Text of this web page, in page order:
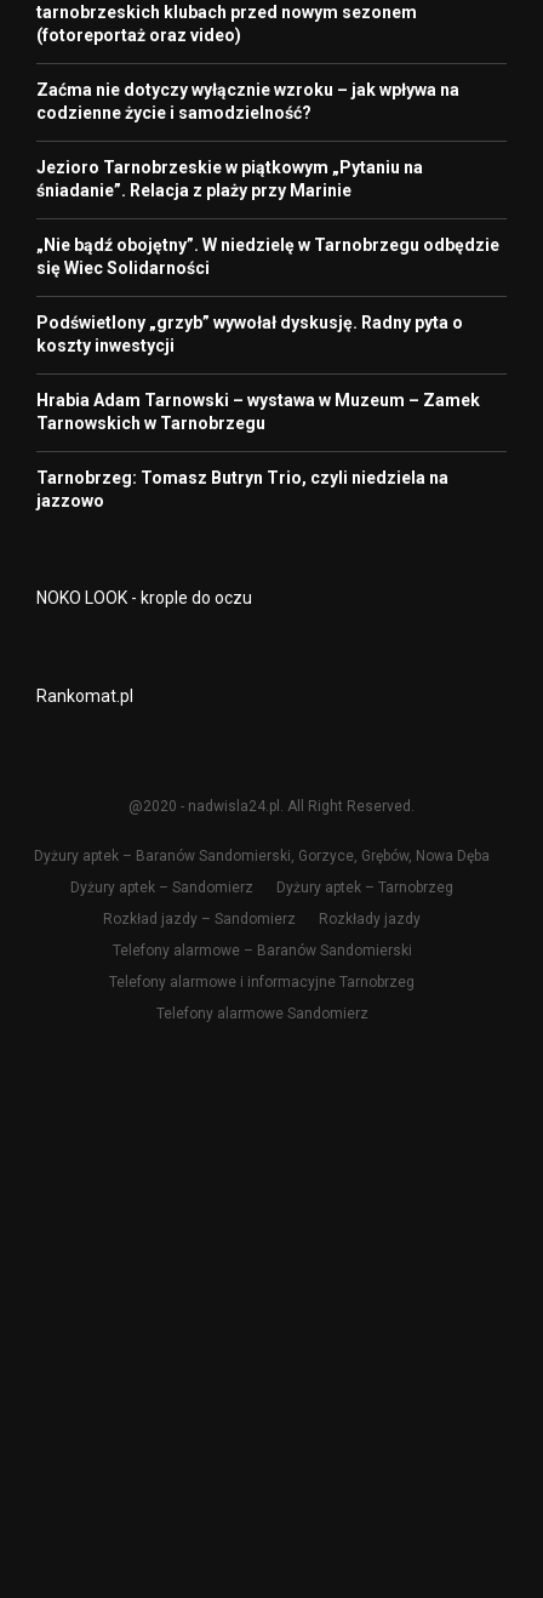
tarnobrzeskich klubach przed nowym sezonem
(fotoreportaż oraz video)
Zaćma nie dotyczy wyłącznie wzroku – jak wpływa na
codzienne życie i samodzielność?
Jezioro Tarnobrzeskie w piątkowym „Pytaniu na
śniadanie”. Relacja z plaży przy Marinie
„Nie bądź obojętny”. W niedzielę w Tarnobrzegu odbędzie
się Wiec Solidarności
Podświetlony „grzyb” wywołał dyskusję. Radny pyta o
koszty inwestycji
Hrabia Adam Tarnowski – wystawa w Muzeum – Zamek
Tarnowskich w Tarnobrzegu
Tarnobrzeg: Tomasz Butryn Trio, czyli niedziela na
jazzowo
NOKO LOOK - krople do oczu
Rankomat.pl
@2020 - nadwisla24.pl. All Right Reserved.
Dyżury aptek – Baranów Sandomierski, Gorzyce, Grębów, Nowa Dęba
Dyżury aptek – Sandomierz
Dyżury aptek – Tarnobrzeg
Rozkład jazdy – Sandomierz
Rozkłady jazdy
Telefony alarmowe – Baranów Sandomierski
Telefony alarmowe i informacyjne Tarnobrzeg
Telefony alarmowe Sandomierz